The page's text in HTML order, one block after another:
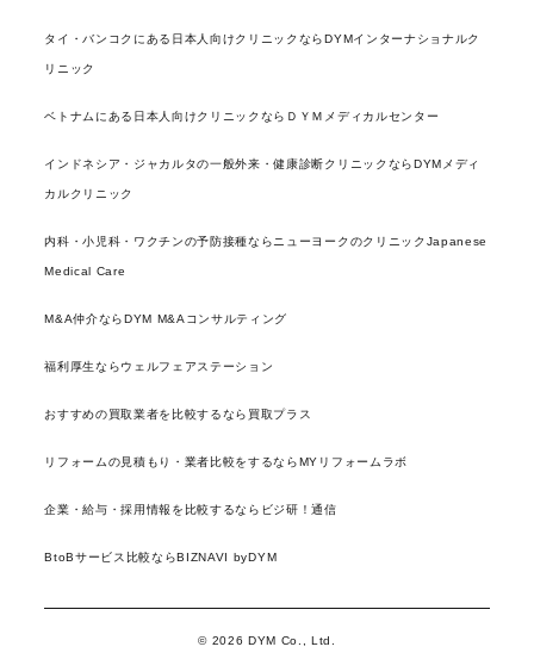
タイ・バンコクにある日本人向けクリニックならDYMインターナショナルク
リニック
ベトナムにある日本人向けクリニックならＤＹＭメディカルセンター
インドネシア・ジャカルタの一般外来・健康診断クリニックならDYMメディ
カルクリニック
内科・小児科・ワクチンの予防接種ならニューヨークのクリニックJapanese
Medical Care
M&A仲介ならDYM M&Aコンサルティング
福利厚生ならウェルフェアステーション
おすすめの買取業者を比較するなら買取プラス
リフォームの見積もり・業者比較をするならMYリフォームラボ
企業・給与・採用情報を比較するならビジ研！通信
BtoBサービス比較ならBIZNAVI byDYM
© 2026 DYM Co., Ltd.